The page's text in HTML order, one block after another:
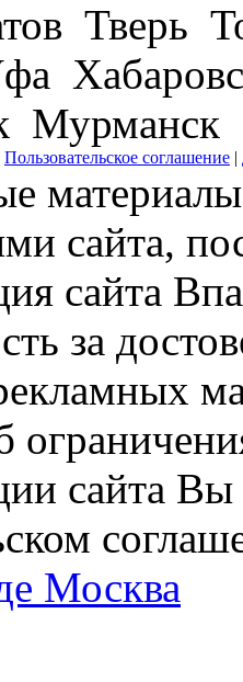
Тверь
Мурманск
Пользовательское соглашение |
сайта,
сайта
за
сайта Вы
Москва